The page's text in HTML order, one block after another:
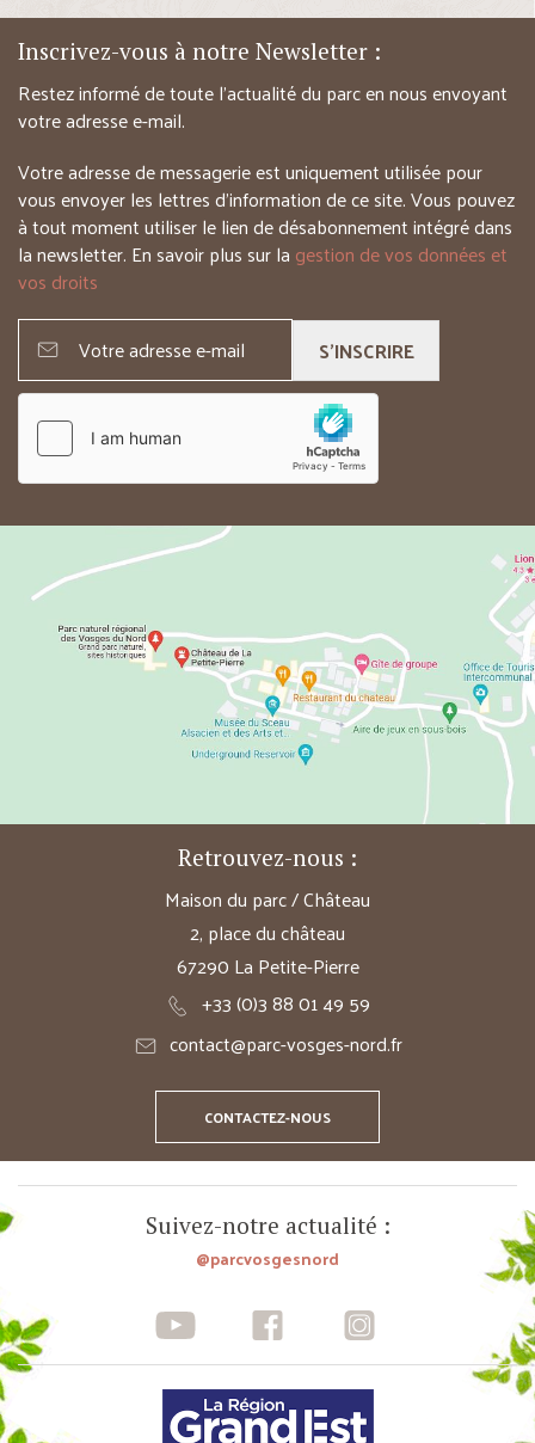
Inscrivez-vous à notre Newsletter :
Restez informé de toute l’actualité du parc en nous envoyant
votre adresse e-mail.
Votre adresse de messagerie est uniquement utilisée pour
vous envoyer les lettres d’information de ce site. Vous pouvez
à tout moment utiliser le lien de désabonnement intégré dans
la newsletter. En savoir plus sur la gestion de vos données et
vos droits
S'INSCRIRE
Retrouvez-nous :
Maison du parc / Château
2, place du château
67290 La Petite-Pierre
+33 (0)3 88 01 49 59
contact@parc-vosges-nord.fr
CONTACTEZ-NOUS
Suivez-notre actualité :
@parcvosgesnord